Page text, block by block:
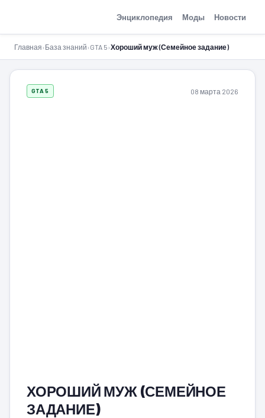
Энциклопедия Моды Новости
Главная›База знаний›GTA 5›Хороший муж (Семейное задание)
GTA 5 08 марта 2026
ХОРОШИЙ МУЖ (СЕМЕЙНОЕ
ЗАДАНИЕ)